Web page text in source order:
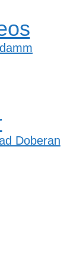
Doberan